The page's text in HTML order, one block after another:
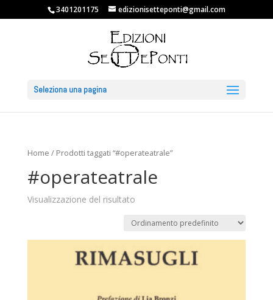
3401201175 edizionisetteponti@gmail.com
Seleziona una pagina
Home / Prodotti taggati “#operateatrale”
#operateatrale
Visualizzazione del risultato